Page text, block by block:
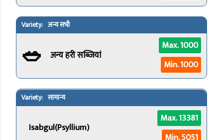
अन्य सभी
🥗 अन्य हरी सब्जियां
Max. 1000
Min. 1000
सामान्य
Isabgul(Psyllium)
Max. 13381